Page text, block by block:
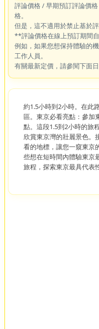
評論價格 / 早期預訂評論價
格。
但是，這不適用於禁止基於
**評論價格在線上預訂期間
例如，如果您想保持體驗的
工作人員。
有關最新定價，請參閱下面
約1.5小時到2小時。在此
區。東京必看亮點：參加
點。這段1.5到2小時的旅
欣賞東京灣的壯麗景色。
看的地標，讓您一窺東京
些想在短時間內體驗東京
旅程，探索東京最具代表